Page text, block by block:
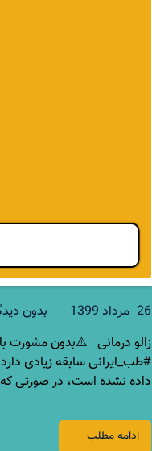
26 مرداد 1399
بدون
زالو درمانی ⚠️بدون مشورت
#طب_ایرانی سابقه زیادی
داده نشده است، در صورتی
ادامه مطلب